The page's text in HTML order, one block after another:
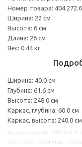
Номер товара:
Ширина: 22 см
Высота: 6 см
Длина: 26 см
Вес: 0.44 кг
Ширина: 40.0 см
Глубина: 61.6 см
Высота: 248.0 см
Каркас, глубина: 60.0 см
Каркас, высота: 240.0 см